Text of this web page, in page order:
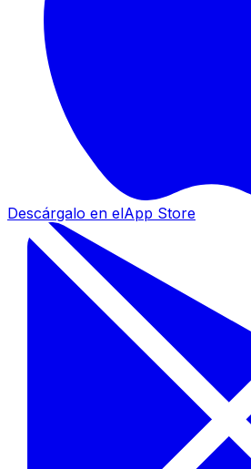
Descárgalo en elApp Store